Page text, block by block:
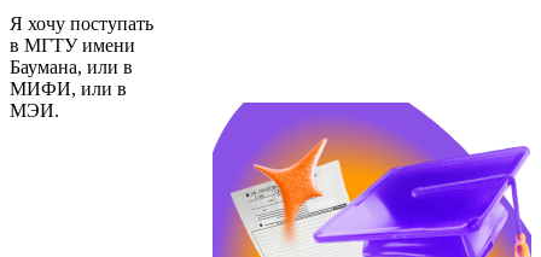
Я хочу поступать
в МГТУ имени
Баумана, или в
МИФИ, или в
МЭИ.